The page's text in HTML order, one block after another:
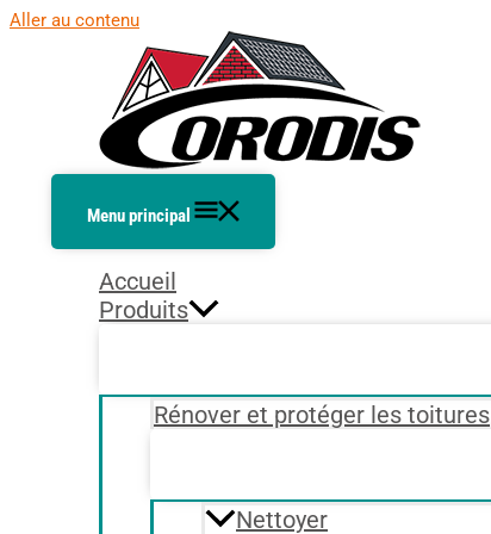
Aller au contenu
Menu principal
Accueil
Produits
Rénover et protéger les toitures
Nettoyer